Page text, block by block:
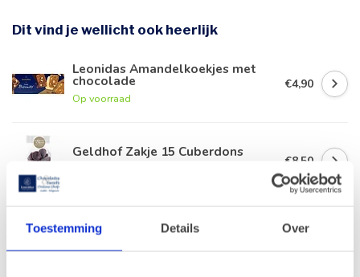
Toestemming Details Over
Dit vind je wellicht ook heerlijk
Leonidas Amandelkoekjes met
chocolade
Op voorraad
€4,90
Geldhof Zakje 15 Cuberdons
€8,50
Leonidas Orangettes 250g
€11,70